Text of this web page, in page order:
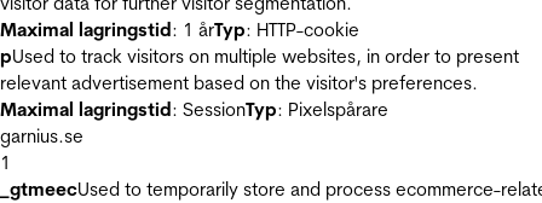
Maximal lagringstid: 1 årTyp: HTTP-cookie
pUsed to track visitors on multiple websites, in order to present
relevant advertisement based on the visitor's preferences.
Maximal lagringstid: SessionTyp: Pixelspårare
garnius.se
1
_gtmeecUsed to temporarily store and process ecommerce-